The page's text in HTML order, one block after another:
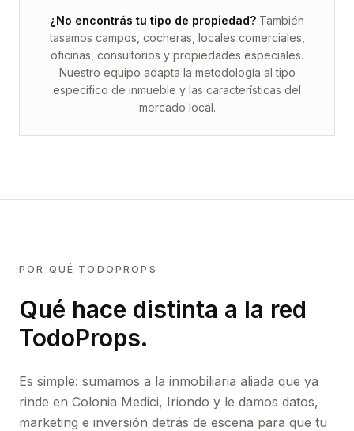
¿No encontrás tu tipo de propiedad? También
tasamos campos, cocheras, locales comerciales,
oficinas, consultorios y propiedades especiales.
Nuestro equipo adapta la metodología al tipo
específico de inmueble y las características del
mercado local.
POR QUÉ TODOPROPS
Qué hace distinta a la red
TodoProps.
Es simple: sumamos a la inmobiliaria aliada que ya
rinde en Colonia Medici, Iriondo y le damos datos,
marketing e inversión detrás de escena para que tu